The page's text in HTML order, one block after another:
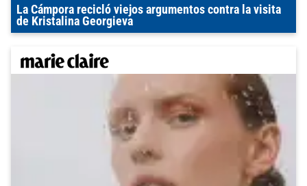
La Cámpora recicló viejos argumentos contra la visita
de Kristalina Georgieva